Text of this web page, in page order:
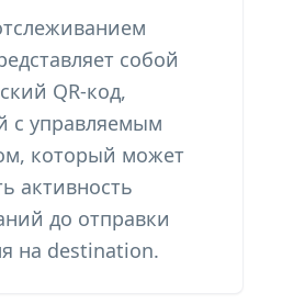
собой
QR-код,
с управляемым
который может
активность
до отправки
на destination.